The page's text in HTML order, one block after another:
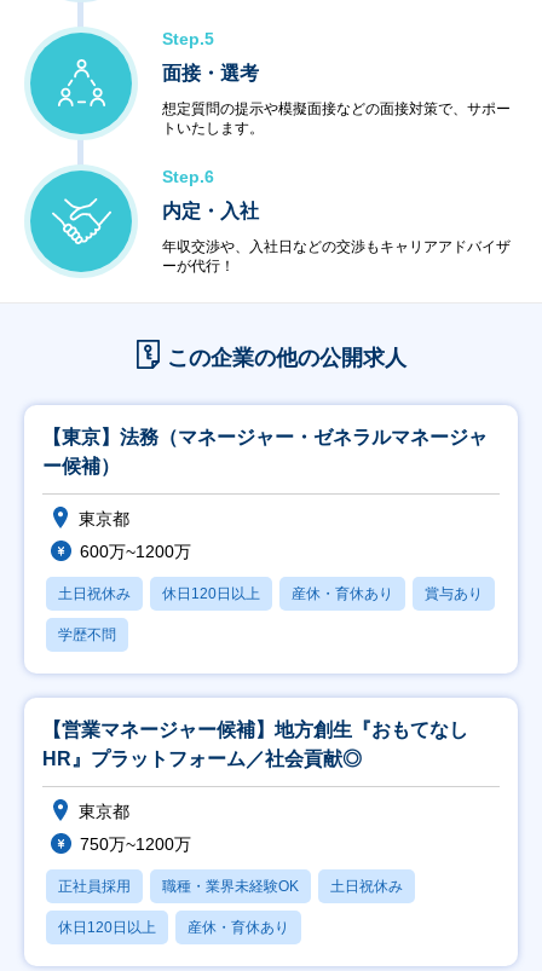
Step.5
面接・選考
想定質問の提示や模擬面接などの面接対策で、サポー
トいたします。
Step.6
内定・入社
年収交渉や、入社日などの交渉もキャリアアドバイザ
ーが代行！
この企業の他の公開求人
【東京】法務（マネージャー・ゼネラルマネージャ
ー候補）
東京都
600万~1200万
土日祝休み 休日120日以上 産休・育休あり 賞与あり
学歴不問
【営業マネージャー候補】地方創生『おもてなし
HR』プラットフォーム／社会貢献◎
東京都
750万~1200万
正社員採用 職種・業界未経験OK 土日祝休み
休日120日以上 産休・育休あり